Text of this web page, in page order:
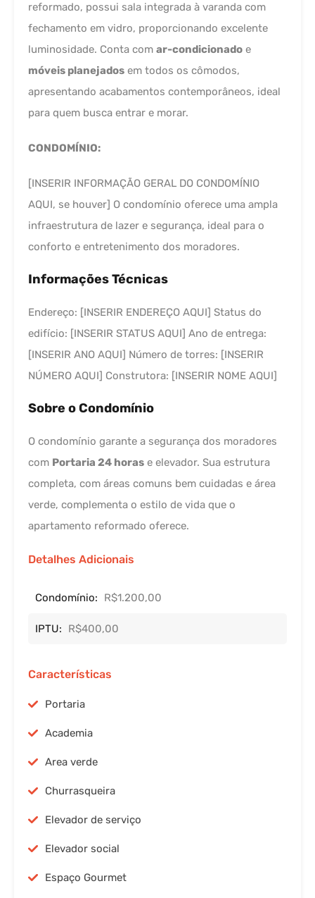
reformado, possui sala integrada à varanda com
fechamento em vidro, proporcionando excelente
luminosidade. Conta com ar-condicionado e
móveis planejados em todos os cômodos,
apresentando acabamentos contemporâneos, ideal
para quem busca entrar e morar.
CONDOMÍNIO:
[INSERIR INFORMAÇÃO GERAL DO CONDOMÍNIO
AQUI, se houver] O condomínio oferece uma ampla
infraestrutura de lazer e segurança, ideal para o
conforto e entretenimento dos moradores.
Informações Técnicas
Endereço: [INSERIR ENDEREÇO AQUI] Status do
edifício: [INSERIR STATUS AQUI] Ano de entrega:
[INSERIR ANO AQUI] Número de torres: [INSERIR
NÚMERO AQUI] Construtora: [INSERIR NOME AQUI]
Sobre o Condomínio
O condomínio garante a segurança dos moradores
com Portaria 24 horas e elevador. Sua estrutura
completa, com áreas comuns bem cuidadas e área
verde, complementa o estilo de vida que o
apartamento reformado oferece.
Detalhes Adicionais
Condomínio: R$1.200,00
IPTU: R$400,00
Características
Portaria
Academia
Area verde
Churrasqueira
Elevador de serviço
Elevador social
Espaço Gourmet